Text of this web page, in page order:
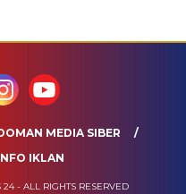
MEDIA SIBER
IKLAN
- ALL RIGHTS RESERVED